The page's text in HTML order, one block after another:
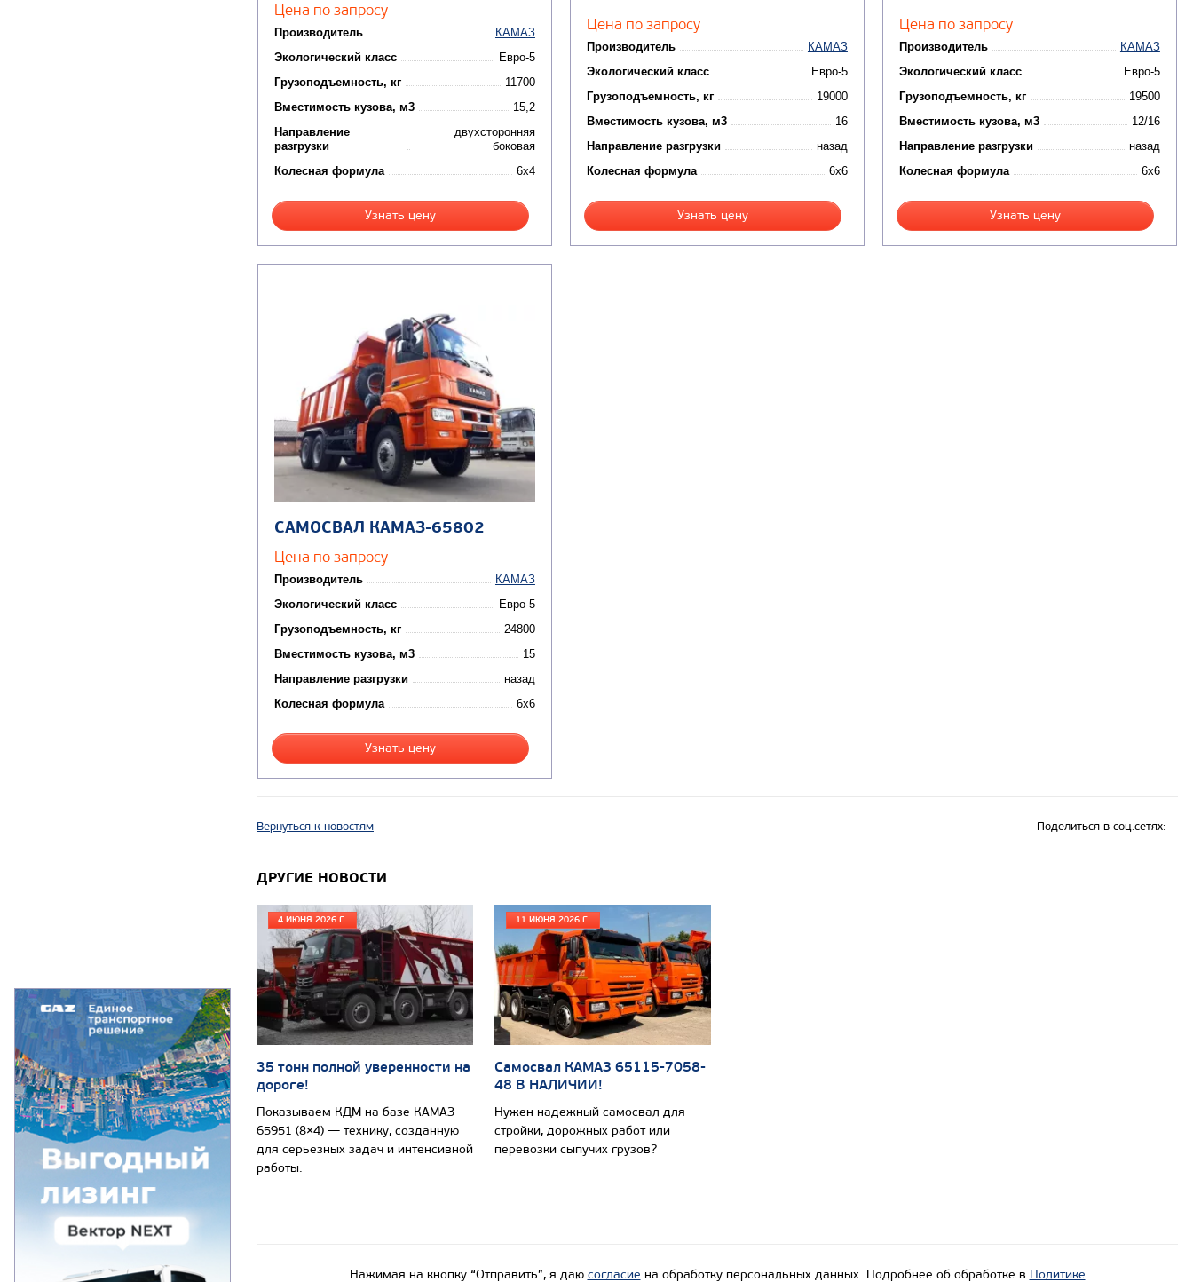
Цена по запросу
Производитель
КАМАЗ
Экологический класс
Евро-5
Грузоподъемность, кг
11700
Вместимость кузова, м3
15,2
Направление
разгрузки
двухсторонняя
боковая
Колесная формула
6x4
Узнать цену
Цена по запросу
Производитель
КАМАЗ
Экологический класс
Евро-5
Грузоподъемность, кг
19000
Вместимость кузова, м3
16
Направление разгрузки
назад
Колесная формула
6x6
Узнать цену
Цена по запросу
Производитель
КАМАЗ
Экологический класс
Евро-5
Грузоподъемность, кг
19500
Вместимость кузова, м3
12/16
Направление разгрузки
назад
Колесная формула
6x6
Узнать цену
САМОСВАЛ КАМАЗ-65802
Цена по запросу
Производитель
КАМАЗ
Экологический класс
Евро-5
Грузоподъемность, кг
24800
Вместимость кузова, м3
15
Направление разгрузки
назад
Колесная формула
6x6
Узнать цену
Вернуться к новостям Поделиться в соц.сетях:
ДРУГИЕ НОВОСТИ
4 ИЮНЯ 2026 Г.
35 тонн полной уверенности на
дороге!
Показываем КДМ на базе КАМАЗ
65951 (8×4) — технику, созданную
для серьезных задач и интенсивной
работы.
11 ИЮНЯ 2026 Г.
Самосвал КАМАЗ 65115-7058-
48 В НАЛИЧИИ!
Нужен надежный самосвал для
стройки, дорожных работ или
перевозки сыпучих грузов?
Нажимая на кнопку “Отправить”, я даю согласие на обработку персональных данных. Подробнее об обработке в Политике